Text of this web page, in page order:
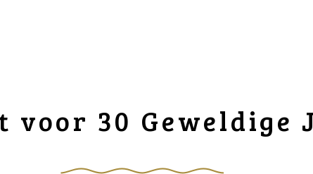
voor 30 Geweldige